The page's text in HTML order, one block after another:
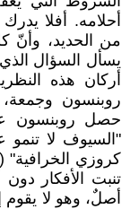
أحلامه. أفلا
من الحديد، وأنّ
يسأل السؤال
أركان هذه
روبنسون
حصل روبنسون
"السيوف لا
تنبت الأفكار
أصلٌ، وهو لا يقوم